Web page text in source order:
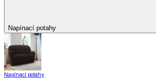
Napínací potahy
Napínací potahy